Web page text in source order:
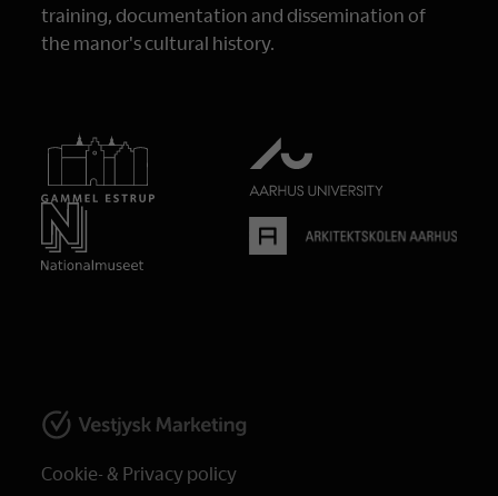
training, documentation and dissemination of
the manor's cultural history.
Cookie- & Privacy policy